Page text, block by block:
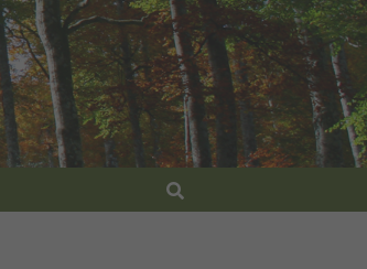
Bilatu